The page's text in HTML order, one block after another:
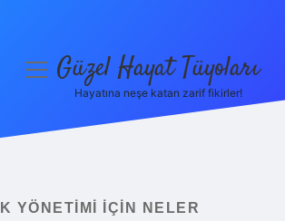
menüyüGüzel Hayat Tüyoları
Hayatına neşe katan zarif fikirler!
YÖNETIMI IÇIN NELER